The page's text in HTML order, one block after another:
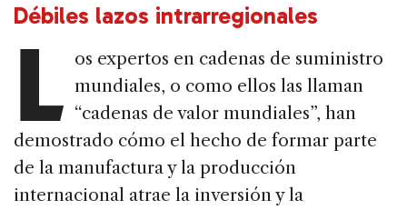
Débiles lazos intrarregionales
L os expertos en cadenas de suministro
mundiales, o como ellos las llaman
“cadenas de valor mundiales”, han
demostrado cómo el hecho de formar parte
de la manufactura y la producción
internacional atrae la inversión y la